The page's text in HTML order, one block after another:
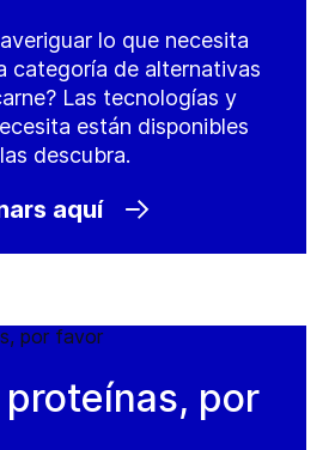
lo que necesita
categoría de alternativas
Las tecnologías y
están disponibles
descubra.
aquí
proteínas, por